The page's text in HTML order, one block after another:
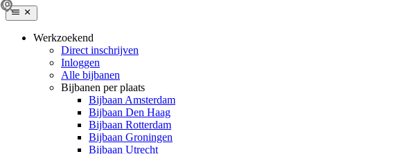
Werkzoekend
Direct inschrijven
Inloggen
Alle bijbanen
Bijbanen per plaats
Bijbaan Amsterdam
Bijbaan Den Haag
Bijbaan Rotterdam
Bijbaan Groningen
Bijbaan Utrecht